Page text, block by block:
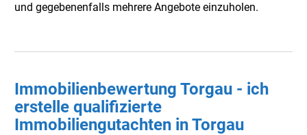
und gegebenenfalls mehrere Angebote einzuholen.
Immobilienbewertung Torgau - ich
erstelle qualifizierte
Immobiliengutachten in Torgau